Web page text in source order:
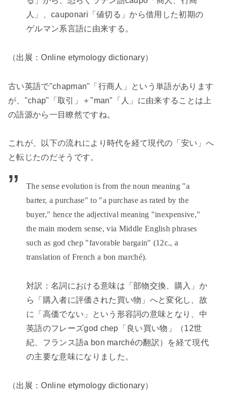
人」、 cauponari 「値切る」から借用した初期の
ゲルマン系言語に由来する。
（出展：Online etymology dictionary）
古い英語で"chapman" 「行商人」という単語があります
が、"chap" 「取引」＋"man"
「人」に由来することは上
の語源から一目瞭然ですね。
これが、以下の流れにより時代を経て現代の「安い」へ
と転じたのだそうです。
The sense evolution is from the noun meaning "a
barter, a purchase" to "a purchase as rated by the
buyer," hence the adjectival meaning "inexpensive,"
the main modern sense, via Middle English phrases
such as god chep "favorable bargain" (12c., a
translation of French a bon marché).
対訳：名詞における意味は「部物交換、購入」か
ら「購入者に評価された買い物」へと変化し、故
に「高価でない」という形容詞の意味となり、中
英語のフレーズgod chep 「良い買い物」（12世
紀、フランス語a bon marchéの翻訳）を経て現代
の主要な意味になりました。
（出展：Online etymology dictionary）